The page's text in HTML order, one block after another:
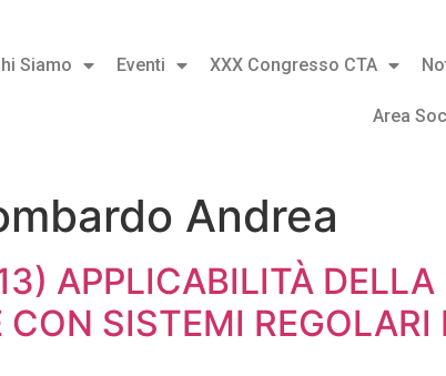
Siamo Eventi XXX Congresso CTA
Area
Andrea
APPLICABILITÀ
CON SISTEMI REGOLARI